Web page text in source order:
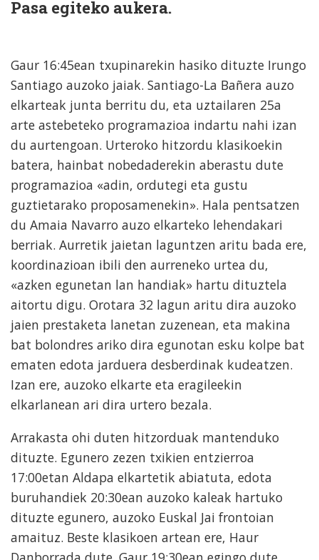
Pasa egiteko aukera.
Gaur 16:45ean txupinarekin hasiko dituzte Irungo
Santiago auzoko jaiak. Santiago-La Bañera auzo
elkarteak junta berritu du, eta uztailaren 25a
arte astebeteko programazioa indartu nahi izan
du aurtengoan. Urteroko hitzordu klasikoekin
batera, hainbat nobedaderekin aberastu dute
programazioa «adin, ordutegi eta gustu
guztietarako proposamenekin». Hala pentsatzen
du Amaia Navarro auzo elkarteko lehendakari
berriak. Aurretik jaietan laguntzen aritu bada ere,
koordinazioan ibili den aurreneko urtea du,
«azken egunetan lan handiak» hartu dituztela
aitortu digu. Orotara 32 lagun aritu dira auzoko
jaien prestaketa lanetan zuzenean, eta makina
bat bolondres ariko dira egunotan esku kolpe bat
ematen edota jarduera desberdinak kudeatzen.
Izan ere, auzoko elkarte eta eragileekin
elkarlanean ari dira urtero bezala.
Arrakasta ohi duten hitzorduak mantenduko
dituzte. Egunero zezen txikien entzierroa
17:00etan Aldapa elkartetik abiatuta, edota
buruhandiek 20:30ean auzoko kaleak hartuko
dituzte egunero, auzoko Euskal Jai frontoian
amaituz. Beste klasikoen artean ere, Haur